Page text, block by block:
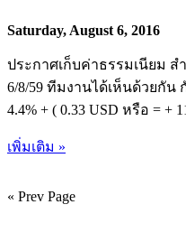
Saturday, August 6, 2016
ประกาศเก็บค่าธรรมเนียม
6/8/59 ทีมงานได้เห็นด้วยกัน
4.4% + ( 0.33 USD หรือ = +
เพิ่มเติม »
« Prev Page